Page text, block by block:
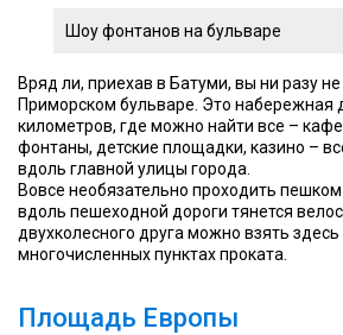
Шоу фонтанов на бульваре
Вряд ли, приехав в Батуми, вы ни разу
Приморском бульваре. Это набережная
километров, где можно найти все –
фонтаны, детские площадки, казино –
вдоль главной улицы города.
Вовсе необязательно проходить
вдоль пешеходной дороги тянется
двухколесного друга можно взять
многочисленных пунктах проката.
Площадь Европы